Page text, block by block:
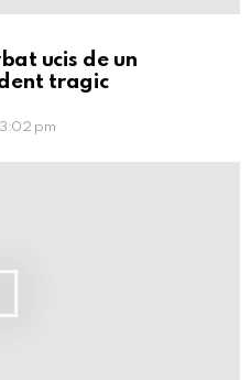
ucis de un
tragic
pm